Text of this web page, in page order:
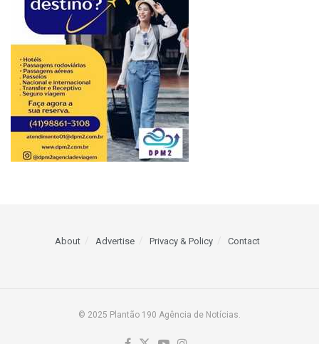
About Advertise Privacy & Policy Contact
© 2025 Plantão 190 Agência de Notícias.